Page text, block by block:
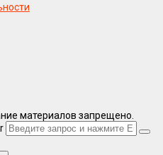
материалов запрещено.